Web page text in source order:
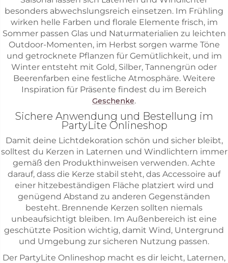
besonders abwechslungsreich einsetzen. Im Frühling
wirken helle Farben und florale Elemente frisch, im
Sommer passen Glas und Naturmaterialien zu leichten
Outdoor-Momenten, im Herbst sorgen warme Töne
und getrocknete Pflanzen für Gemütlichkeit, und im
Winter entsteht mit Gold, Silber, Tannengrün oder
Beerenfarben eine festliche Atmosphäre. Weitere
Inspiration für Präsente findest du im Bereich
Geschenke.
Sichere Anwendung und Bestellung im
PartyLite Onlineshop
Damit deine Lichtdekoration schön und sicher bleibt,
solltest du Kerzen in Laternen und Windlichtern immer
gemäß den Produkthinweisen verwenden. Achte
darauf, dass die Kerze stabil steht, das Accessoire auf
einer hitzebeständigen Fläche platziert wird und
genügend Abstand zu anderen Gegenständen
besteht. Brennende Kerzen sollten niemals
unbeaufsichtigt bleiben. Im Außenbereich ist eine
geschützte Position wichtig, damit Wind, Untergrund
und Umgebung zur sicheren Nutzung passen.
Der PartyLite Onlineshop macht es dir leicht, Laternen,